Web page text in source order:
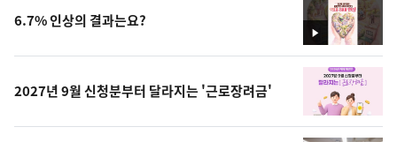
영
상
6.7% 인상의 결과는요?
2027년 9월 신청분부터 달라지는 '근로장려금'